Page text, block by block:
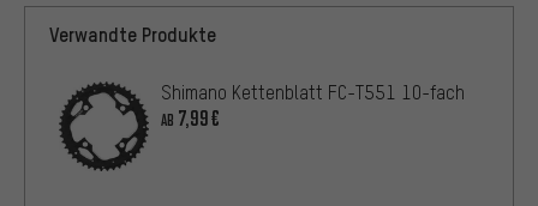
Verwandte Produkte
Shimano Kettenblatt FC-T551 10-fach
AB 7,99€